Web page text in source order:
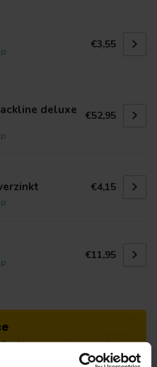
€3,55
deluxe €52,95
€4,15
€11,95
je vraag via onze chat,
of neem